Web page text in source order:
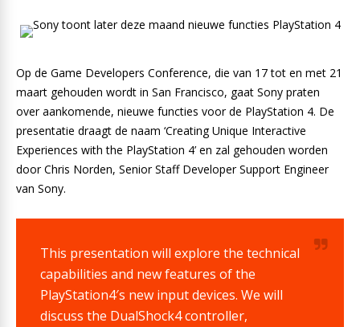
Op de Game Developers Conference, die van 17 tot en met 21
maart gehouden wordt in San Francisco, gaat Sony praten
over aankomende, nieuwe functies voor de PlayStation 4. De
presentatie draagt de naam ‘Creating Unique Interactive
Experiences with the PlayStation 4’ en zal gehouden worden
door Chris Norden, Senior Staff Developer Support Engineer
van Sony.
This presentation will explore the technical
capabilities and new features of the
PlayStation4′s new input devices. We will
discuss the DualShock4 controller,